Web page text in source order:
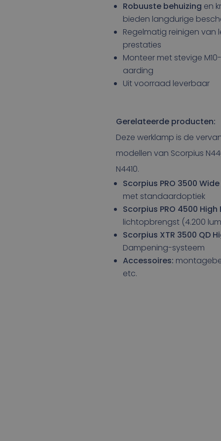
Robuuste behuizing en
bieden langdurige
Regelmatig reinigen van
prestaties
Monteer met stevige
aarding
Uit voorraad leverbaar
Gerelateerde producten:
Deze werklamp is de
modellen van Scorpius
N4410.
Scorpius PRO 3500
met standaardoptiek
Scorpius PRO 4500 High
lichtopbrengst (4.200
Scorpius XTR 3500 QD
Dampening-systeem
Accessoires:
etc.